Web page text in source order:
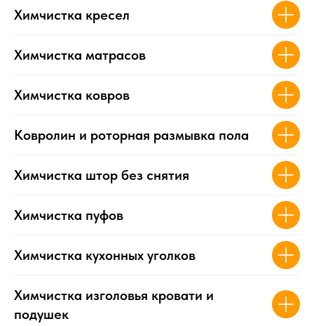
Химчистка кресел
Химчистка матрасов
Химчистка ковров
Ковролин и роторная размывка пола
Химчистка штор без снятия
Химчистка пуфов
Химчистка кухонных уголков
Химчистка изголовья кровати и
подушек